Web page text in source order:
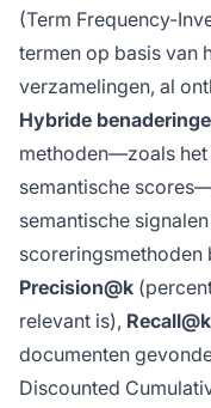
(Term Frequency-
termen op basis van
verzamelingen, al
Hybride
methoden—zoals het
semantische
semantische
scoreringsmethoden
Precision@k
relevant is), Recall@k
documenten
Discounted